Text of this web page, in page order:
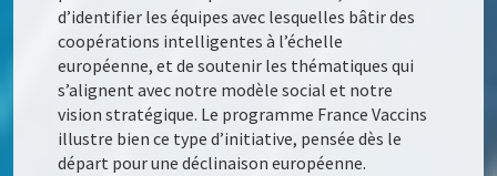
d’identifier les équipes avec lesquelles bâtir des
coopérations intelligentes à l’échelle
européenne, et de soutenir les thématiques qui
s’alignent avec notre modèle social et notre
vision stratégique. Le programme France Vaccins
illustre bien ce type d’initiative, pensée dès le
départ pour une déclinaison européenne.